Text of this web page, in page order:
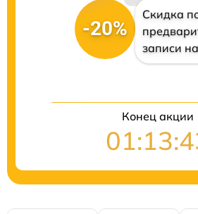
-20%
Скидка
записи
Конец акции